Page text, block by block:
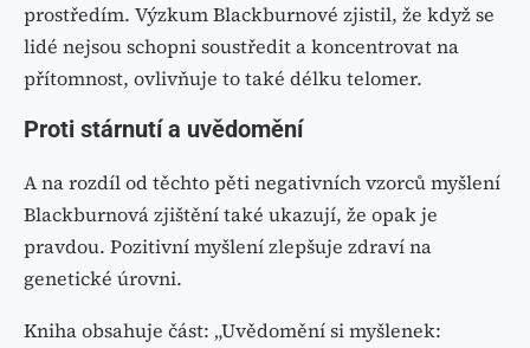
prostředím. Výzkum Blackburnové zjistil, že když se
lidé nejsou schopni soustředit a koncentrovat na
přítomnost, ovlivňuje to také délku telomer.
Proti stárnutí a uvědomění
A na rozdíl od těchto pěti negativních vzorců myšlení
Blackburnová zjištění také ukazují, že opak je
pravdou. Pozitivní myšlení zlepšuje zdraví na
genetické úrovni.
Kniha obsahuje část: „Uvědomění si myšlenek: